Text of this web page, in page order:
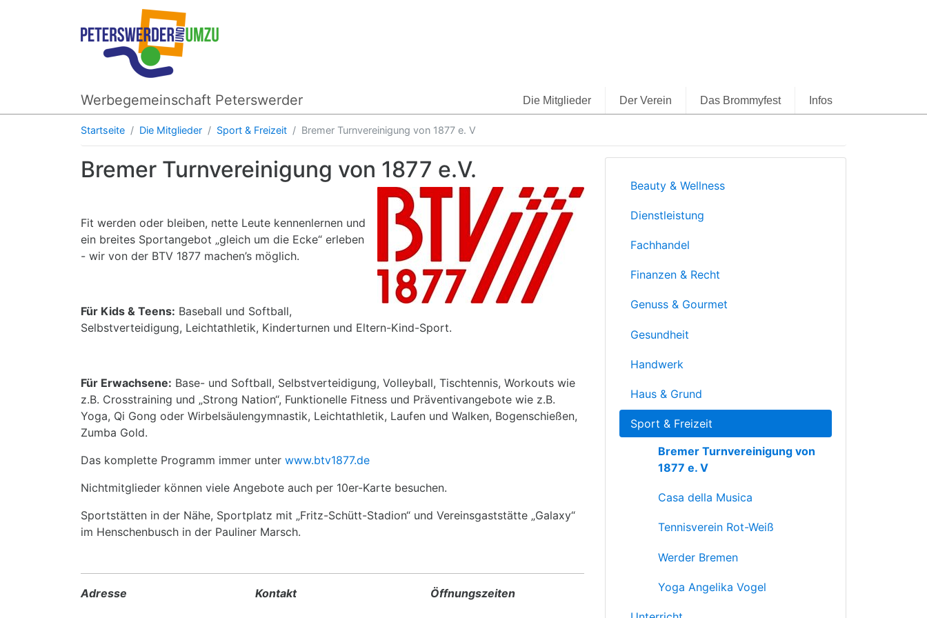
Werbegemeinschaft Peterswerder Die Mitglieder Der Verein Das Brommyfest Infos
Startseite Die Mitglieder Sport & Freizeit Bremer Turnvereinigung von 1877 e. V
Bremer Turnvereinigung von 1877 e.V.
Fit werden oder bleiben, nette Leute kennenlernen und
ein breites Sportangebot „gleich um die Ecke“ erleben
- wir von der BTV 1877 machen’s möglich.
Für Kids & Teens: Baseball und Softball,
Selbstverteidigung, Leichtathletik, Kinderturnen und Eltern-Kind-Sport.
Für Erwachsene: Base- und Softball, Selbstverteidigung, Volleyball, Tischtennis, Workouts wie
z.B. Crosstraining und „Strong Nation“, Funktionelle Fitness und Präventivangebote wie z.B.
Yoga, Qi Gong oder Wirbelsäulengymnastik, Leichtathletik, Laufen und Walken, Bogenschießen,
Zumba Gold.
Das komplette Programm immer unter www.btv1877.de
Nichtmitglieder können viele Angebote auch per 10er-Karte besuchen.
Sportstätten in der Nähe, Sportplatz mit „Fritz-Schütt-Stadion“ und Vereinsgaststätte „Galaxy“
im Henschenbusch in der Pauliner Marsch.
Adresse Kontakt Öffnungszeiten
Beauty & Wellness
Dienstleistung
Fachhandel
Finanzen & Recht
Genuss & Gourmet
Gesundheit
Handwerk
Haus & Grund
Sport & Freizeit
Bremer Turnvereinigung von
1877 e. V
Casa della Musica
Tennisverein Rot-Weiß
Werder Bremen
Yoga Angelika Vogel